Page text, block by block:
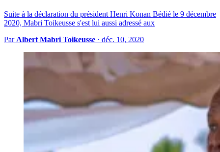
Suite à la déclaration du président Henri Konan Bédié le 9 décembre
2020, Mabri Toikeusse s'est lui aussi adressé aux
Par Albert Mabri Toikeusse · déc. 10, 2020